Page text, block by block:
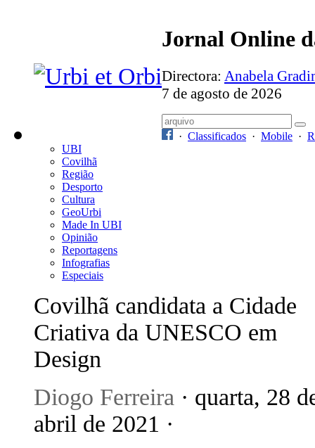
Jornal Online
Directora: Anabela
7 de agosto de 2026
· Classificados · Mobile ·
UBI
Covilhã
Região
Desporto
Cultura
GeoUrbi
Made In UBI
Opinião
Reportagens
Infografias
Especiais
Covilhã candidata a Cidade
Criativa da UNESCO em
Design
Diogo Ferreira · quarta, 28
abril de 2021 ·